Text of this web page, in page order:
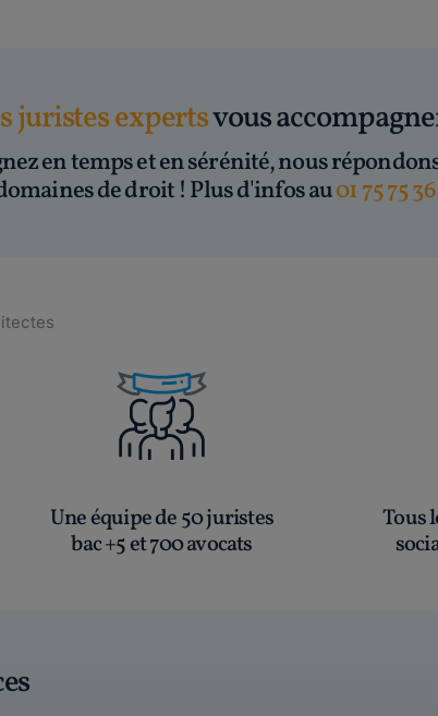
juristes expertsvous
en temps et en sérénité, nous
de droit ! Plus d'infos au01 75 75
Une équipe de 50 juristes
bac +5 et 700 avocats
Tous